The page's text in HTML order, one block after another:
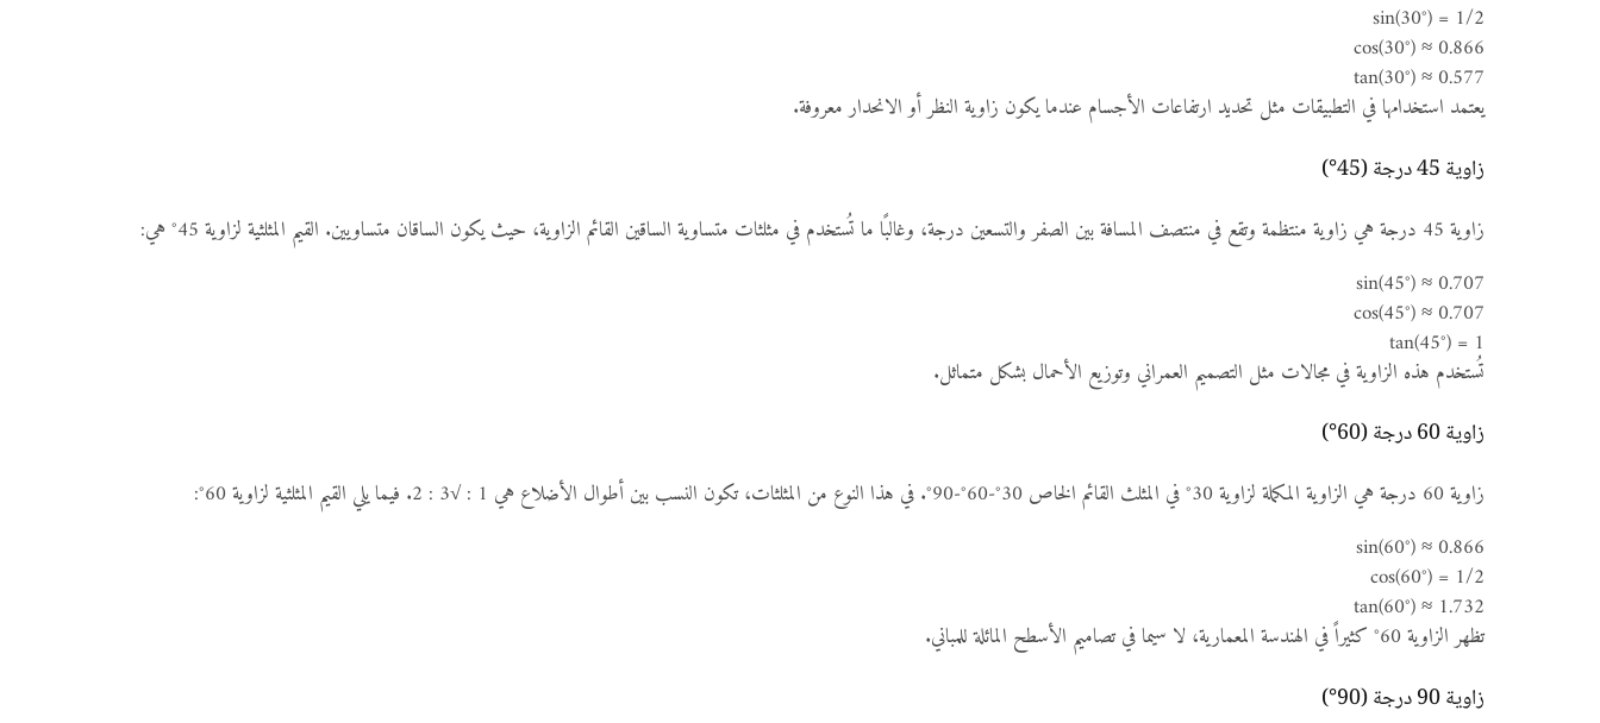
sin(30°) = 1/2
cos(30°) ≈ 0.866
tan(30°) ≈ 0.577
يعتمد استخدامها في التطبيقات مثل تحديد ارتفاعات الأجسام عندما يكون زاوية النظر أو الانحدار معروفة.
زاوية 45 درجة (45°)
زاوية 45 درجة هي زاوية منتظمة وتقع في منتصف المسافة بين الصفر والتسعين درجة، وغالبًا ما تُستخدم في مثلثات متساوية الساقين القائم الزاوية، حيث يكون الساقان متساويين. القيم المثلثية لزاوية 45° هي:
sin(45°) ≈ 0.707
cos(45°) ≈ 0.707
tan(45°) = 1
تُستخدم هذه الزاوية في مجالات مثل التصميم العمراني وتوزيع الأحمال بشكل متماثل.
زاوية 60 درجة (60°)
زاوية 60 درجة هي الزاوية المكملة لزاوية 30° في المثلث القائم الخاص 30°-60°-90°. في هذا النوع من المثلثات، تكون النسب بين أطوال الأضلاع هي 1 : √3 : 2. فيما يلي القيم المثلثية لزاوية 60°:
sin(60°) ≈ 0.866
cos(60°) = 1/2
tan(60°) ≈ 1.732
تظهر الزاوية 60° كثيراً في الهندسة المعمارية، لا سيما في تصاميم الأسطح المائلة للمباني.
زاوية 90 درجة (90°)